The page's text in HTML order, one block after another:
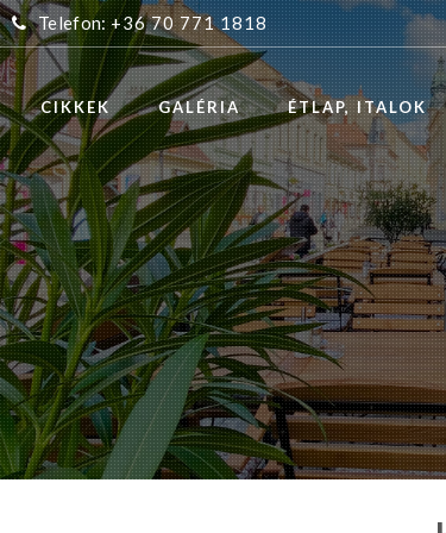
Telefon:+36 70 771 1818
CIKKEK GALÉRIA ÉTLAP, ITALOK